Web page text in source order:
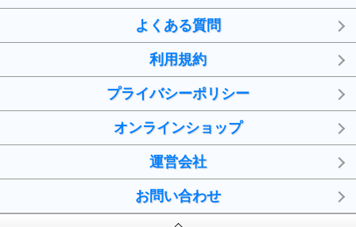
よくある質問
利用規約
プライバシーポリシー
オンラインショップ
運営会社
お問い合わせ